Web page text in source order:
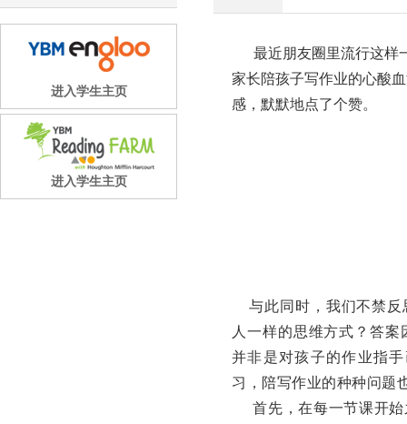
进入学生主页
进入学生主页
最近朋友圈里流行这样
家长陪孩子写作业的心酸
感，默默地点了个赞。
与此同时，我们不禁反
人一样的思维方式？答案
并非是对孩子的作业指
习，陪写作业的种种问题
首先，在每一节课开始